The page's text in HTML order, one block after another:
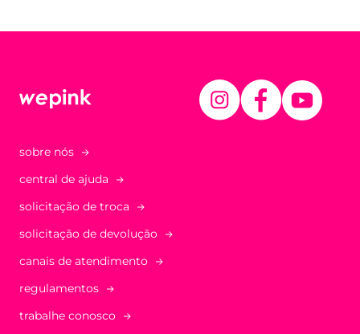
sobre nós
central de ajuda
solicitação de troca
solicitação de devolução
canais de atendimento
regulamentos
trabalhe conosco